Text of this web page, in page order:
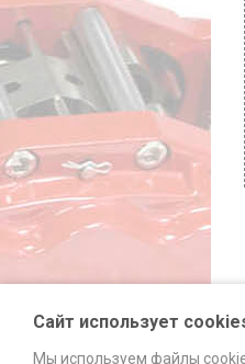
Сайт использует
Мы используем файлы